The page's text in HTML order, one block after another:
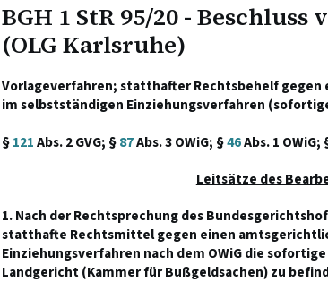
BGH 1 StR 95/20 - Beschluss
(OLG Karlsruhe)
Vorlageverfahren; statthafter Rechtsbehelf gegen
im selbstständigen Einziehungsverfahren
§121Abs. 2 GVG; §87Abs. 3 OWiG; §46Abs. 1 OWiG;
Leitsätze des
1. Nach der Rechtsprechung des
statthafte Rechtsmittel gegen einen
Einziehungsverfahren nach dem OWiG die
Landgericht (Kammer für Bußgeldsachen) zu